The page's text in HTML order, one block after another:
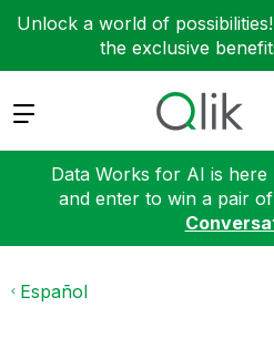
Unlock a world of possibilities!
the exclusive
Expand
Data Works for AI is
and enter to win a pair
Español